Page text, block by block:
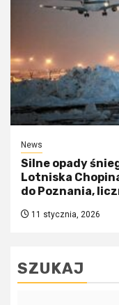
News
Silne opady
Lotniska
do Poznania,
11 stycznia, 2026
SZUKAJ